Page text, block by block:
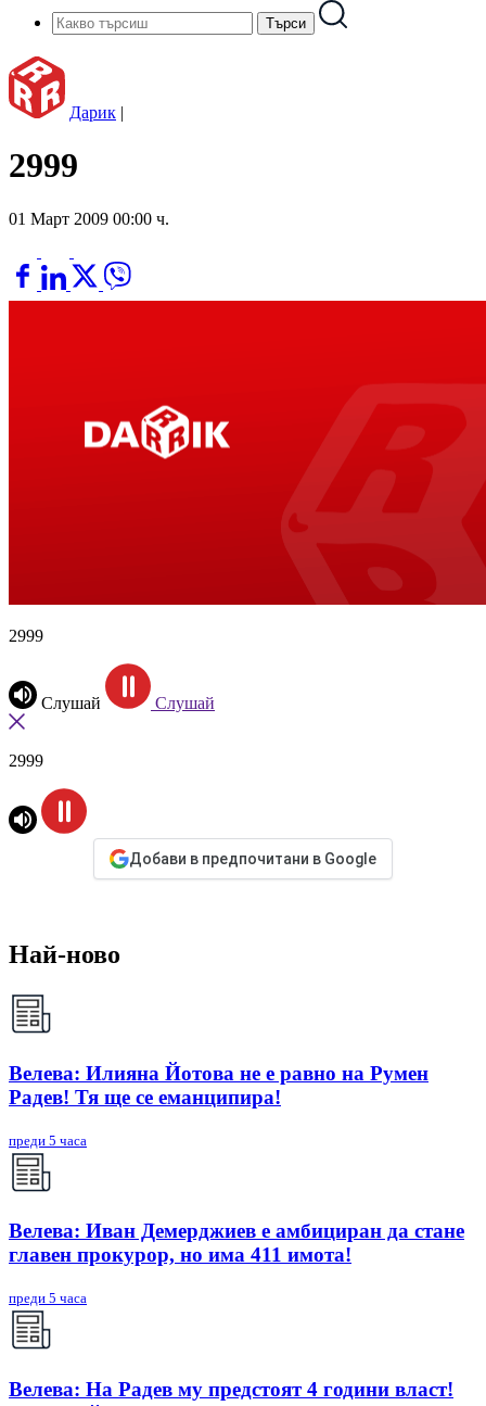
Дарик |
2999
01 Март 2009 00:00 ч.
2999
Слушай Слушай
2999
Добави в предпочитани в Google
Най-ново
Велева: Илияна Йотова не е равно на Румен
Радев! Тя ще се еманципира!
преди 5 часа
Велева: Иван Демерджиев е амбициран да стане
главен прокурор, но има 411 имота!
преди 5 часа
Велева: На Радев му предстоят 4 години власт!